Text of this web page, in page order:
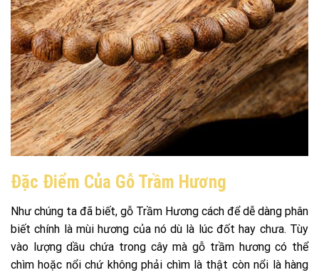
Đặc Điểm Của Gỗ Trầm Hương
Như chúng ta đã biết, gỗ Trầm Hương cách để dễ dàng phân
biết chính là mùi hương của nó dù là lúc đốt hay chưa. Tùy
vào lượng dầu chứa trong cây mà gỗ trầm hương có thể
chìm hoặc nổi chứ không phải chìm là thật còn nổi là hàng